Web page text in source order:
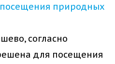
природных
согласно
для посещения